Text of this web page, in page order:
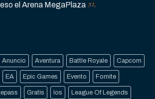
el Arena MegaPlaza
Anuncio Aventura Battle Royale Capcom
EA Epic Games Evento Fornite
Gratis Ios League Of Legends